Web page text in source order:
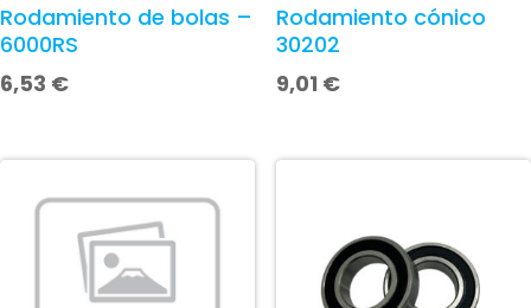
Rodamiento de bolas –
6000RS
6,53 €
Rodamiento cónico
30202
9,01 €